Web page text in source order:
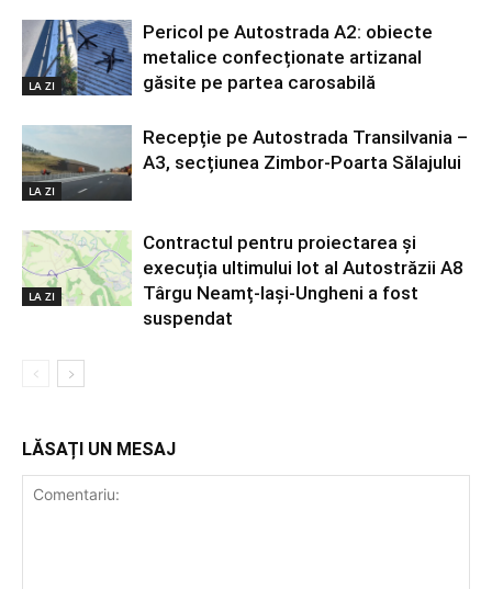
LA ZI
Pericol pe Autostrada A2: obiecte
metalice confecționate artizanal
găsite pe partea carosabilă
LA ZI
Recepție pe Autostrada Transilvania –
A3, secțiunea Zimbor-Poarta Sălajului
LA ZI
Contractul pentru proiectarea și
execuția ultimului lot al Autostrăzii A8
Târgu Neamț-Iași-Ungheni a fost
suspendat
LĂSAȚI UN MESAJ